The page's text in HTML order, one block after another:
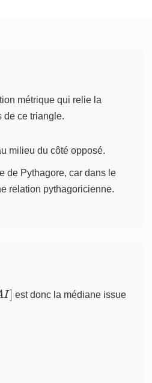
métrique qui relie la
de ce triangle.
milieu du côté opposé.
de Pythagore, car dans le
relation pythagoricienne.
I]
est donc la médiane issue